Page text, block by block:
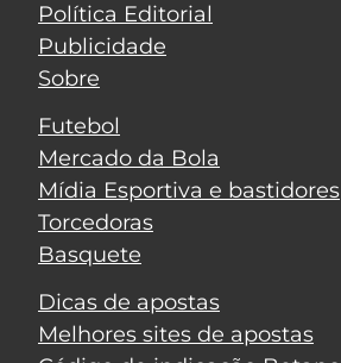
Política Editorial
Publicidade
Sobre
Futebol
Mercado da Bola
Mídia Esportiva e bastidores
Torcedoras
Basquete
Dicas de apostas
Melhores sites de apostas